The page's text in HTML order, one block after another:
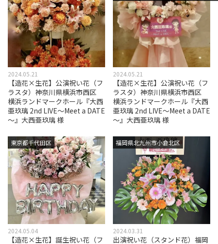
2024.05.21
【造花×生花】公演祝い花（フ
ラスタ）神奈川県横浜市西区
横浜ランドマークホール『大西
亜玖璃 2nd LIVE～Meet a DATE
～』大西亜玖璃 様
2024.05.21
【造花×生花】公演祝い花（フ
ラスタ）神奈川県横浜市西区
横浜ランドマークホール『大西
亜玖璃 2nd LIVE～Meet a DATE
～』大西亜玖璃 様
東京都千代田区
2024.05.04
【造花×生花】誕生祝い花（フ
福岡県北九州市小倉北区
2024.03.31
出演祝い花（スタンド花）福岡